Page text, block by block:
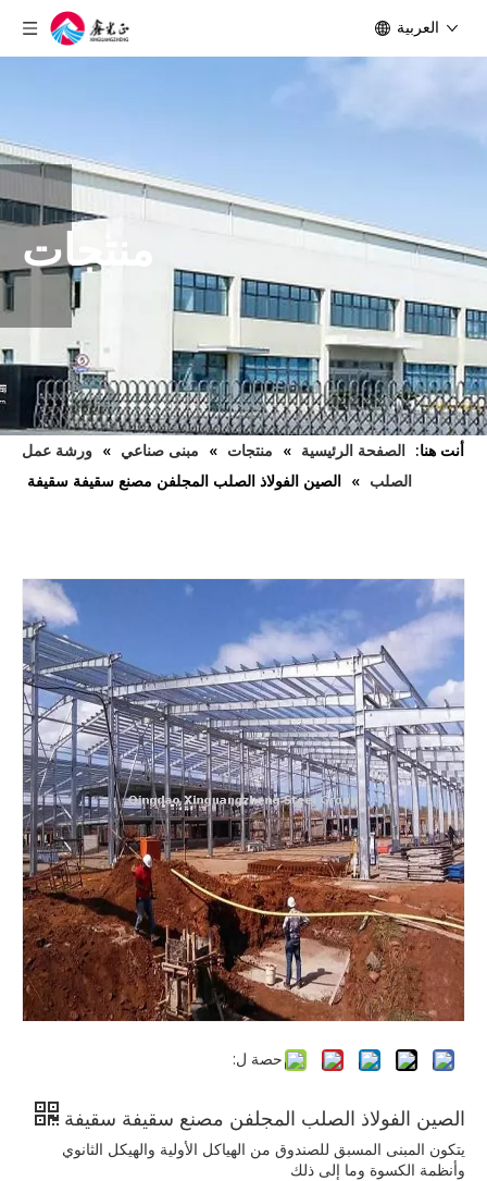
العربية
منتجات
أنت هنا: الصفحة الرئيسية » منتجات » مبنى صناعي » ورشة عمل
الصلب » الصين الفولاذ الصلب المجلفن مصنع سقيفة سقيفة
حصة ل:
الصين الفولاذ الصلب المجلفن مصنع سقيفة سقيفة
يتكون المبنى المسبق للصندوق من الهياكل الأولية والهيكل الثانوي
وأنظمة الكسوة وما إلى ذلك